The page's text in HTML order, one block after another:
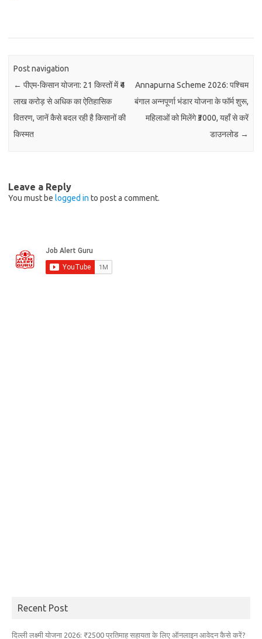
Post navigation
← पीएम-किसान योजना: 21 किस्तों में ₹4
लाख करोड़ से अधिक का ऐतिहासिक
वितरण, जानें कैसे बदल रही है किसानों की
किस्मत
Annapurna Scheme 2026: पश्चिम
बंगाल अन्नपूर्णा भंडार योजना के फॉर्म शुरू,
महिलाओं को मिलेंगे ₹3000, यहाँ से करें
डाउनलोड →
Leave a Reply
You must be logged in to post a comment.
Recent Post
दिल्ली लक्ष्मी योजना 2026: ₹2500 प्रतिमाह सहायता के लिए ऑनलाइन आवेदन कैसे करें?